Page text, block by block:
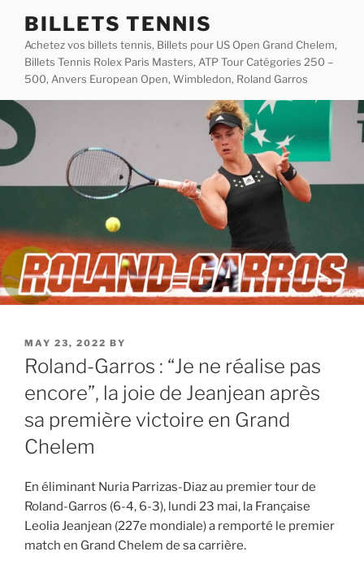
content
BILLETS TENNIS
Achetez vos billets tennis, Billets pour US Open Grand Chelem,
Billets Tennis Rolex Paris Masters, ATP Tour Catégories 250 –
500, Anvers European Open, Wimbledon, Roland Garros
POSTED
ON
MAY 23, 2022 BY
Roland-Garros : “Je ne réalise pas
encore”, la joie de Jeanjean après
sa première victoire en Grand
Chelem
En éliminant Nuria Parrizas-Diaz au premier tour de
Roland-Garros (6-4, 6-3), lundi 23 mai, la Française
Leolia Jeanjean (227e mondiale) a remporté le premier
match en Grand Chelem de sa carrière.